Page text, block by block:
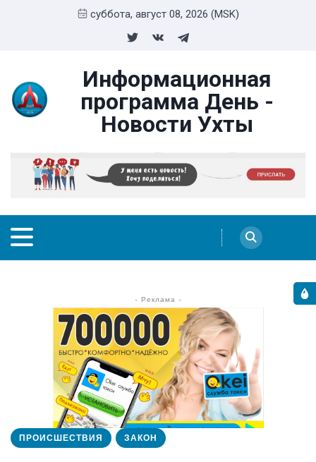
суббота, август 08, 2026 (MSK)
Информационная
программа День -
Новости Ухты
- Реклама -
ПРОИСШЕСТВИЯ ЗАКОН